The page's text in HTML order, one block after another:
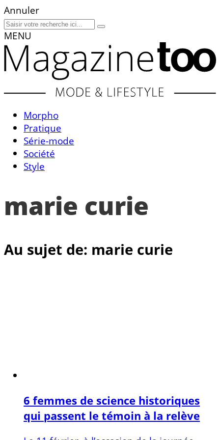
Annuler
MENU
Morpho
Pratique
Série-mode
Société
Style
marie curie
Au sujet de: marie curie
6 femmes de science historiques
qui passent le témoin à la relève